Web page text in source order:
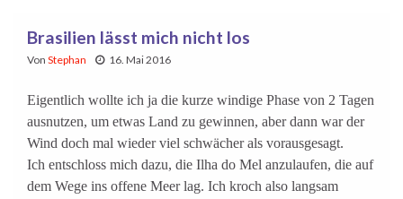
Brasilien lässt mich nicht los
Von Stephan 16. Mai 2016
Eigentlich wollte ich ja die kurze windige Phase von 2 Tagen
ausnutzen, um etwas Land zu gewinnen, aber dann war der
Wind doch mal wieder viel schwächer als vorausgesagt.
Ich entschloss mich dazu, die Ilha do Mel anzulaufen, die auf
dem Wege ins offene Meer lag. Ich kroch also langsam